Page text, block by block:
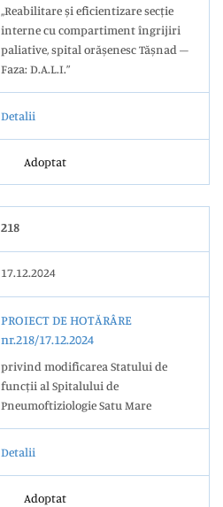
,,Reabilitare și eficientizare secție
interne cu compartiment îngrijiri
paliative, spital orășenesc Tășnad –
Faza: D.A.L.I.”
Detalii
Adoptat
218
17.12.2024
PROIECT DE HOTĂRÂRE
nr.218/17.12.2024
privind modificarea Statului de
funcții al Spitalului de
Pneumoftiziologie Satu Mare
Detalii
Adoptat